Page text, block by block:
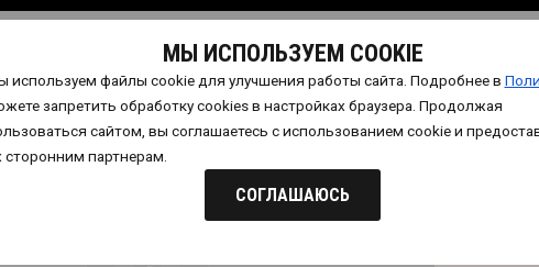
МЫ ИСПОЛЬЗУЕМ COOKIE
используем файлы cookie для улучшения работы сайта. Подробнее в
запретить обработку сookies в настройках браузера. Продолжая
сайтом, вы соглашаетесь с использованием cookie и
сторонним партнерам.
СОГЛАШАЮСЬ